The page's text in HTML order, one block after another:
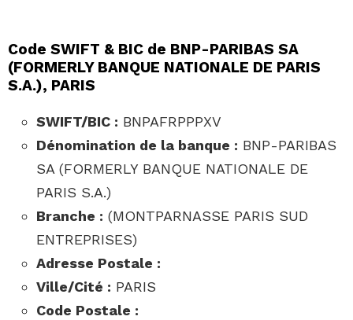
Code SWIFT & BIC de BNP-PARIBAS SA
(FORMERLY BANQUE NATIONALE DE PARIS
S.A.), PARIS
SWIFT/BIC : BNPAFRPPPXV
Dénomination de la banque : BNP-PARIBAS
SA (FORMERLY BANQUE NATIONALE DE
PARIS S.A.)
Branche : (MONTPARNASSE PARIS SUD
ENTREPRISES)
Adresse Postale :
Ville/Cité : PARIS
Code Postale :